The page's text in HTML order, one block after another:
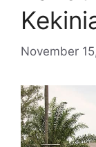
November